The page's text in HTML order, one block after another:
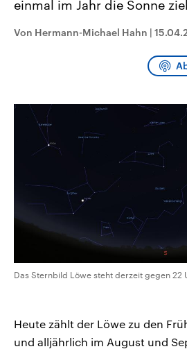
Umfragen, Prognosen,
und Hintergründe zu den Parteien
und Kandidaten der anstehenden
Sendungen Programm
einmal im Jahr die Sonne
Von Hermann-Michael Hahn |
Das Sternbild Löwe steht derzeit gegen 22
Heute zählt der Löwe zu den
und alljährlich im August und